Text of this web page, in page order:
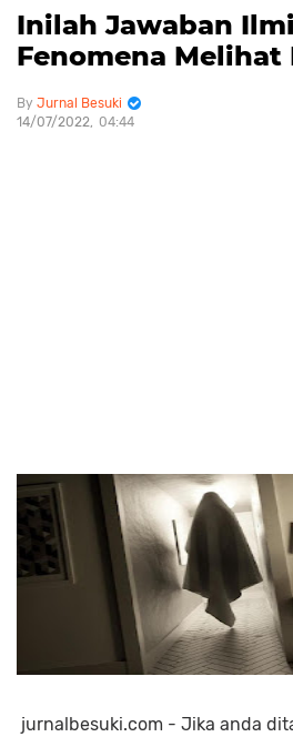
Inilah Jawaban
Fenomena Melihat
Jurnal Besuki
14/07/2022 04:44
jurnalbesuki.com - Jika anda